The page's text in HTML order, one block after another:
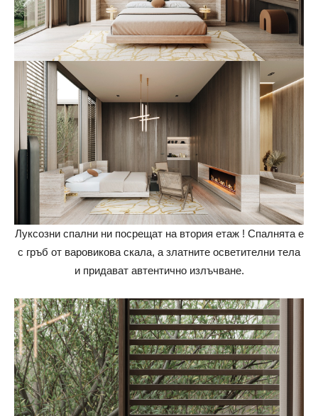
Луксозни спални ни посрещат на втория етаж ! Спалнята е
с гръб от варовикова скала, а златните осветителни тела
и придават автентично излъчване.